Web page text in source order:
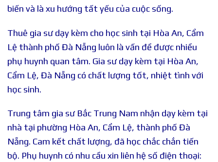
biến và là xu hướng tất yếu của cuộc sống.
Thuê gia sư dạy kèm cho học sinh tại Hòa An, Cẩm
Lệ thành phố Đà Nẵng luôn là vấn đề được nhiều
phụ huynh quan tâm. Gia sư dạy kèm tại Hòa An,
Cẩm Lệ, Đà Nẵng có chất lượng tốt, nhiệt tình với
học sinh.
Trung tâm gia sư Bắc Trung Nam nhận dạy kèm tại
nhà tại phường Hòa An, Cẩm Lệ, thành phố Đà
Nẵng. Cam kết chất lượng, đã học chắc chắn tiến
bộ. Phụ huynh có nhu cầu xin liên hệ số điện thoại: